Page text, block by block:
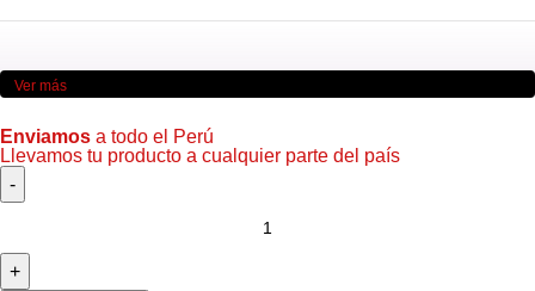
Imagen referencial*
Ver más
Enviamos a todo el Perú
Llevamos tu producto a cualquier parte del país